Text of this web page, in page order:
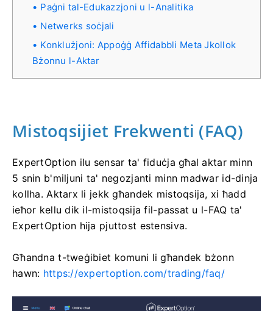
Paġni tal-Edukazzjoni u l-Analitika
Netwerks soċjali
Konklużjoni: Appoġġ Affidabbli Meta Jkollok
Bżonnu l-Aktar
Mistoqsijiet Frekwenti (FAQ)
ExpertOption ilu sensar ta' fiduċja għal aktar minn
5 snin b'miljuni ta' negozjanti minn madwar id-dinja
kollha. Aktarx li jekk għandek mistoqsija, xi ħadd
ieħor kellu dik il-mistoqsija fil-passat u l-FAQ ta'
ExpertOption hija pjuttost estensiva.
Għandna t-tweġibiet komuni li għandek bżonn
hawn: https://expertoption.com/trading/faq/